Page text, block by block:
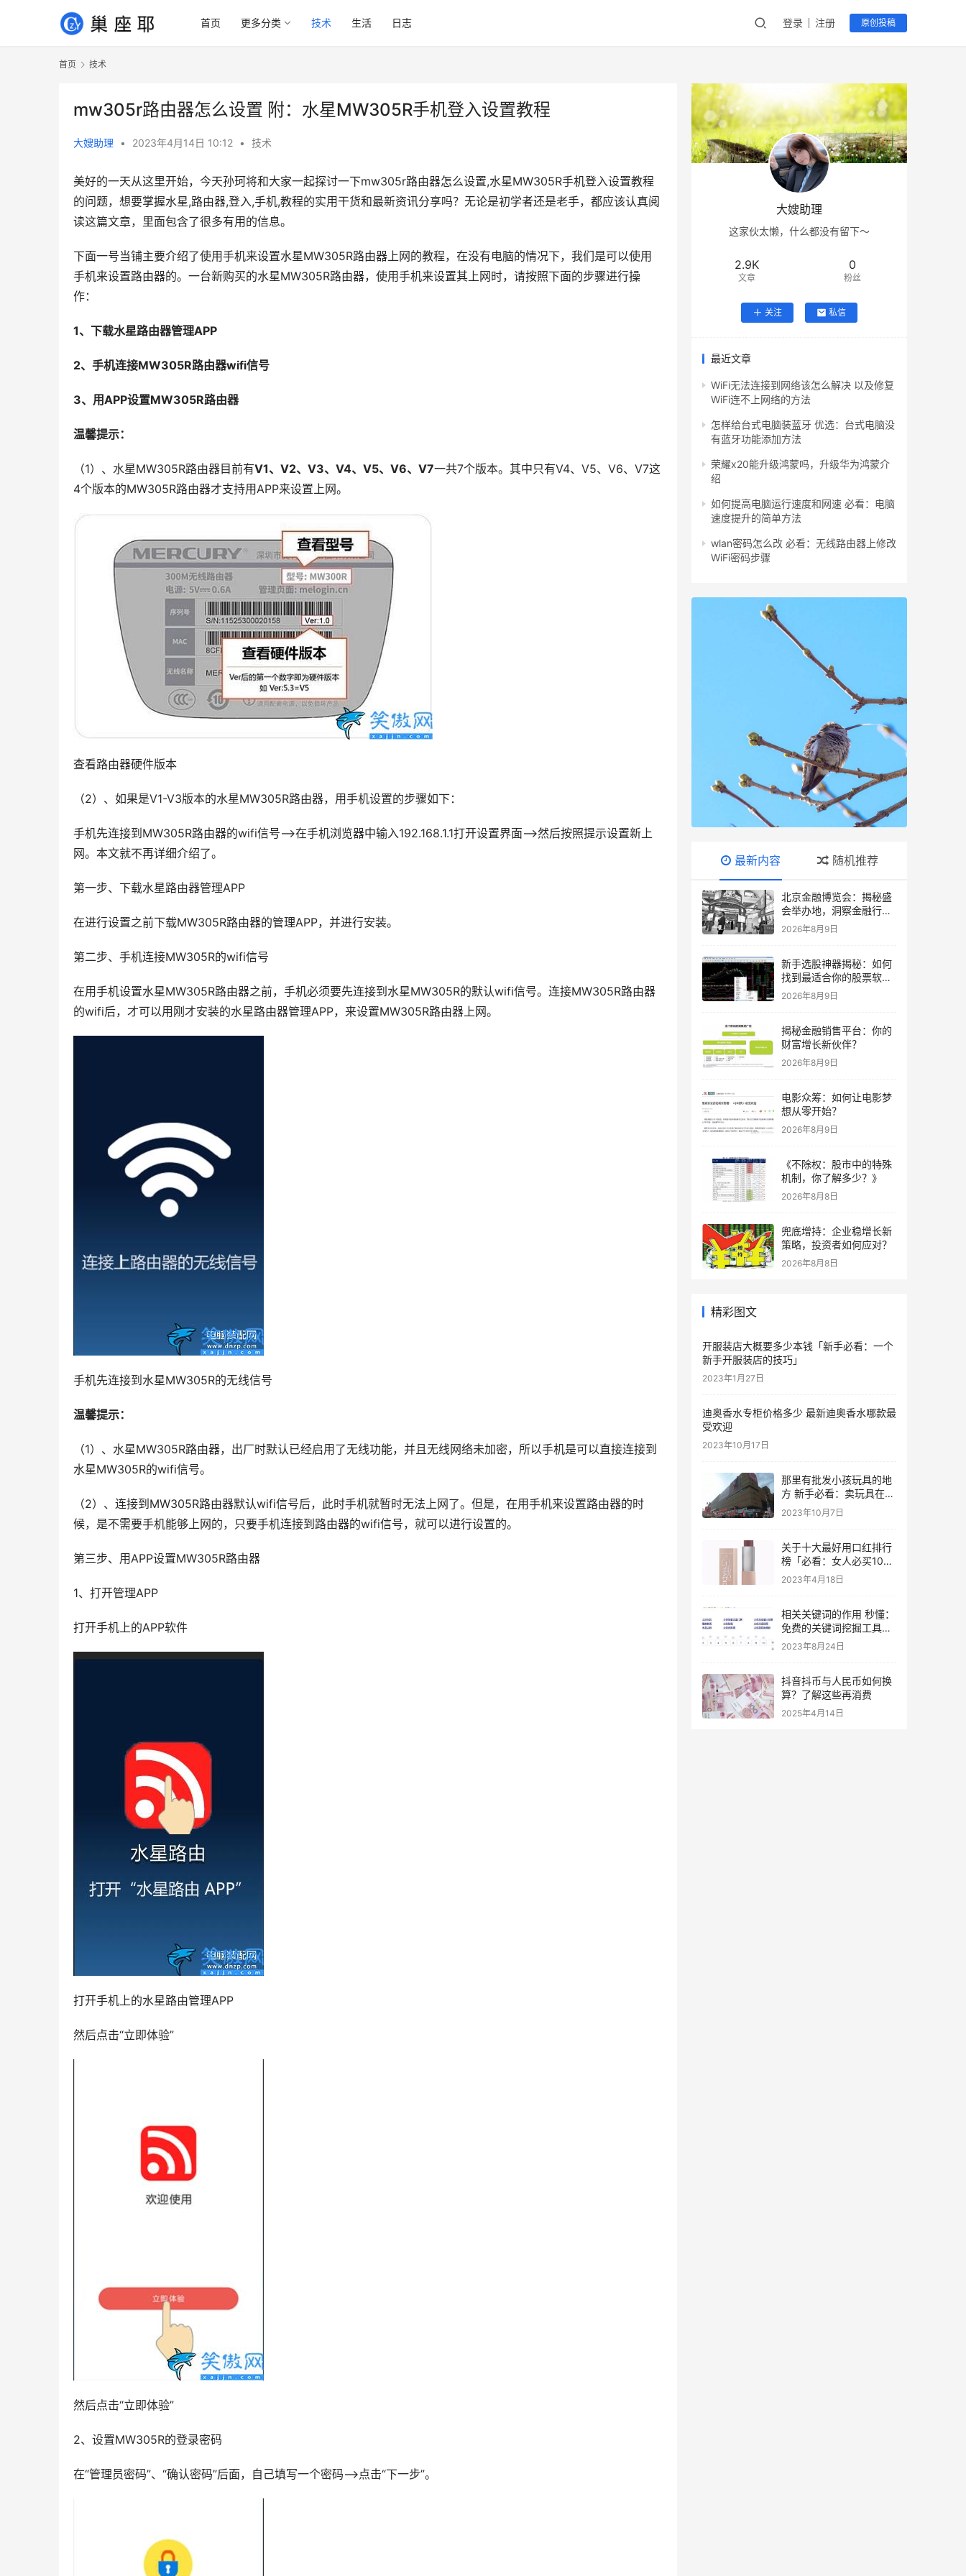
首页 更多分类 技术 生活 日志 登录 注册 原创投稿
首页 技术
mw305r路由器怎么设置 附：水星MW305R手机登入设置教程
大嫂助理 • 2023年4月14日 10:12 • 技术
美好的一天从这里开始，今天孙珂将和大家一起探讨一下mw305r路由器怎么设置,水星MW305R手机登入设置教程
的问题，想要掌握水星,路由器,登入,手机,教程的实用干货和最新资讯分享吗？无论是初学者还是老手，都应该认真阅
读这篇文章，里面包含了很多有用的信息。
下面一号当铺主要介绍了使用手机来设置水星MW305R路由器上网的教程，在没有电脑的情况下，我们是可以使用
手机来设置路由器的。一台新购买的水星MW305R路由器，使用手机来设置其上网时，请按照下面的步骤进行操
作：
1、下载水星路由器管理APP
2、手机连接MW305R路由器wifi信号
3、用APP设置MW305R路由器
温馨提示：
（1）、水星MW305R路由器目前有V1、V2、V3、V4、V5、V6、V7一共7个版本。其中只有V4、V5、V6、V7这
4个版本的MW305R路由器才支持用APP来设置上网。
查看路由器硬件版本
（2）、如果是V1-V3版本的水星MW305R路由器，用手机设置的步骤如下：
手机先连接到MW305R路由器的wifi信号——>在手机浏览器中输入192.168.1.1打开设置界面——>然后按照提示设置新上
网。本文就不再详细介绍了。
第一步、下载水星路由器管理APP
在进行设置之前下载MW305R路由器的管理APP，并进行安装。
第二步、手机连接MW305R的wifi信号
在用手机设置水星MW305R路由器之前，手机必须要先连接到水星MW305R的默认wifi信号。连接MW305R路由器
的wifi后，才可以用刚才安装的水星路由器管理APP，来设置MW305R路由器上网。
手机先连接到水星MW305R的无线信号
温馨提示：
（1）、水星MW305R路由器，出厂时默认已经启用了无线功能，并且无线网络未加密，所以手机是可以直接连接到
水星MW305R的wifi信号。
（2）、连接到MW305R路由器默认wifi信号后，此时手机就暂时无法上网了。但是，在用手机来设置路由器的时
候，是不需要手机能够上网的，只要手机连接到路由器的wifi信号，就可以进行设置的。
第三步、用APP设置MW305R路由器
1、打开管理APP
打开手机上的APP软件
打开手机上的水星路由管理APP
然后点击“立即体验”
然后点击“立即体验”
2、设置MW305R的登录密码
在“管理员密码”、“确认密码”后面，自己填写一个密码——>点击“下一步”。
大嫂助理
这家伙太懒，什么都没有留下～
2.9K
文章
0
粉丝
关注 私信
最近文章
WiFi无法连接到网络该怎么解决 以及修复
WiFi连不上网络的方法
怎样给台式电脑装蓝牙 优选：台式电脑没
有蓝牙功能添加方法
荣耀x20能升级鸿蒙吗，升级华为鸿蒙介
绍
如何提高电脑运行速度和网速 必看：电脑
速度提升的简单方法
wlan密码怎么改 必看：无线路由器上修改
WiFi密码步骤
最新内容 随机推荐
北京金融博览会：揭秘盛
会举办地，洞察金融行业
新风向
2026年8月9日
新手选股神器揭秘：如何
找到最适合你的股票软
件？
2026年8月9日
揭秘金融销售平台：你的
财富增长新伙伴？
2026年8月9日
电影众筹：如何让电影梦
想从零开始？
2026年8月9日
《不除权：股市中的特殊
机制，你了解多少？》
2026年8月8日
兜底增持：企业稳增长新
策略，投资者如何应对？
2026年8月8日
精彩图文
开服装店大概要多少本钱「新手必看：一个
新手开服装店的技巧」
2023年1月27日
迪奥香水专柜价格多少 最新迪奥香水哪款最
受欢迎
2023年10月17日
那里有批发小孩玩具的地
方 新手必看：卖玩具在哪
里拿货便宜汇总
2023年10月7日
关于十大最好用口红排行
榜「必看：女人必买10款
口红」
2023年4月18日
相关关键词的作用 秒懂：
免费的关键词挖掘工具推
荐
2023年8月24日
抖音抖币与人民币如何换
算？了解这些再消费
2025年4月14日